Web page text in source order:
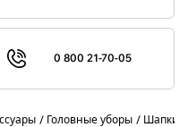
0 800 21-70-05
Головные уборы Шапки